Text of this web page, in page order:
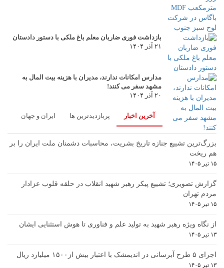
بازداشت فوری ضاربان معلم باغ ملکی با دستور دادستان
۲۱ آذر ۱۴۰۴
مدارس امکانات ندارند، مدیران با هزینه بیت المال به
مشهد سفر می کنند!
۲۰ آذر ۱۴۰۴
آخرین اخبار پربازدیدترین ها ایران و جهان
بزرگ‌ترین تشییع جنازه تاریخ بشریت، محاسبات دشمنان ملت ایران را بر
هم ریخت
۱۵ تیر ۱۴۰۵
گزارش تصویری؛ تشییع پیکر رهبر شهید انقلاب در حلقه قلوب عزادار
مردم تهران
۱۵ تیر ۱۴۰۵
از نگاه ویژه رهبر شهید به تولید علم و فناوری تا هوش استثنایی ایشان
۱۳ تیر ۱۴۰۵
اجرای ۵ طرح آبرسانی در اندیمشک با اعتبار بیش از۱۵۰۰ میلیارد ریال
۱۳ تیر ۱۴۰۵